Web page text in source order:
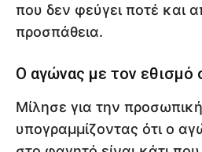
που δεν φεύγει ποτέ και
προσπάθεια.
Ο αγώνας με τον εθισμό
Μίλησε για την προσωπική
υπογραμμίζοντας ότι ο